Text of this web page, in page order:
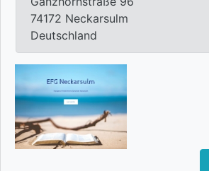
74172 Neckarsulm
Deutschland